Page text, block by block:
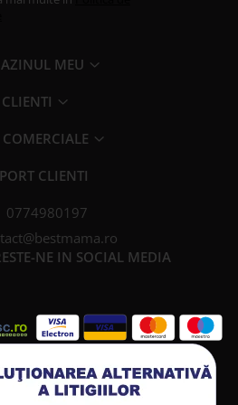
MEU
CLIENTI
COMERCIALE
CLIENTI
0774980197
NE IN SOCIAL MEDIA